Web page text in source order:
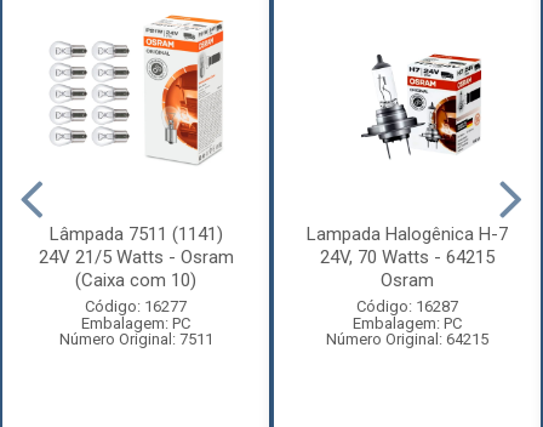
Lâmpada 7511 (1141)
24V 21/5 Watts - Osram
(Caixa com 10)
Código: 16277
Embalagem: PC
Número Original: 7511
Lampada Halogênica H-7
24V, 70 Watts - 64215
Osram
Código: 16287
Embalagem: PC
Número Original: 64215